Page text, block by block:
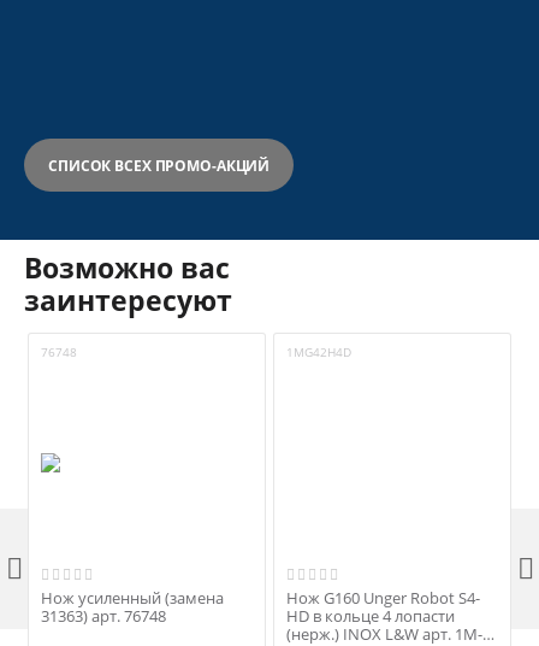
СПИСОК ВСЕХ ПРОМО-АКЦИЙ
Возможно вас
заинтересуют
76748
Нож усиленный (замена
31363) арт. 76748
1MG42H4D
Нож G160 Unger Robot S4-
HD в кольце 4 лопасти
(нерж.) INOX L&W арт. 1M-
 